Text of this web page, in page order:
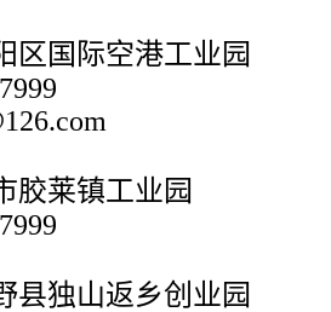
区国际空港工业园
胶莱镇工业园
县独山返乡创业园